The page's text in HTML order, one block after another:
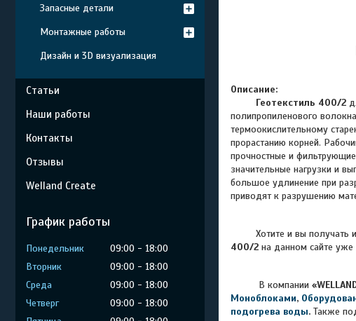
Описание:
Геотекстиль 400/2
полипропиленового
термоокислительному
прорастанию корней.
прочностные и
значительные нагрузки и
большое удлинение при
приводят к разрушению
Хотите и вы получать
400/2 на данном сайте
В компании
Моноблоками,
подогрева воды. Также
Запасные детали
Монтажные работы
Дизайн и 3D визуализация
Статьи
Наши работы
Контакты
Отзывы
Welland Create
График работы
Понедельник 09:00
18:00
Вторник
09:00
18:00
Среда
09:00
18:00
Четверг
09:00
18:00